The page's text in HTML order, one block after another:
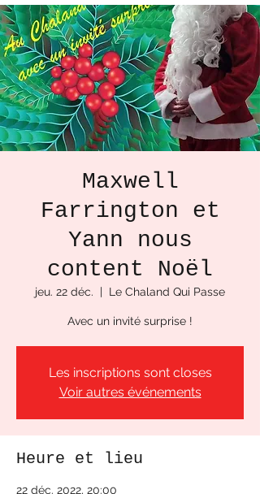
Maxwell
Farrington et
Yann nous
content Noël
jeu. 22 déc.
  |
Le Chaland Qui Passe
Avec un invité surprise !
Les inscriptions sont closes
Voir autres événements
Heure et lieu
22 déc. 2022, 20:00